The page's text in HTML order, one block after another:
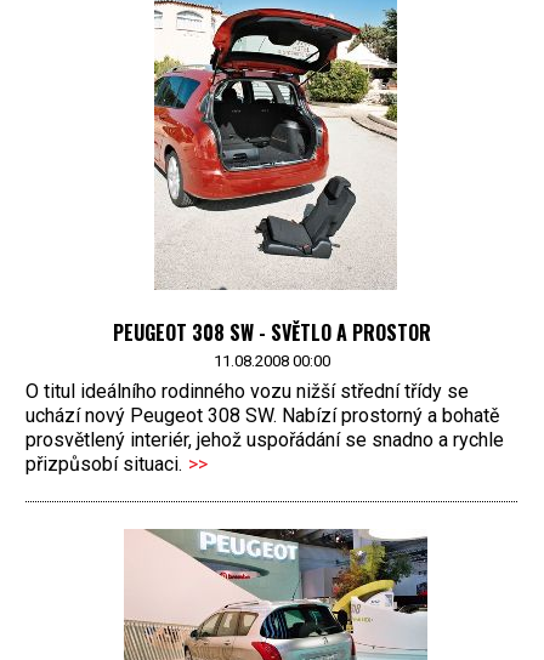
PEUGEOT 308 SW - SVĚTLO A PROSTOR
11.08.2008 00:00
O titul ideálního rodinného vozu nižší střední třídy se
uchází nový Peugeot 308 SW. Nabízí prostorný a bohatě
prosvětlený interiér, jehož uspořádání se snadno a rychle
přizpůsobí situaci. >>